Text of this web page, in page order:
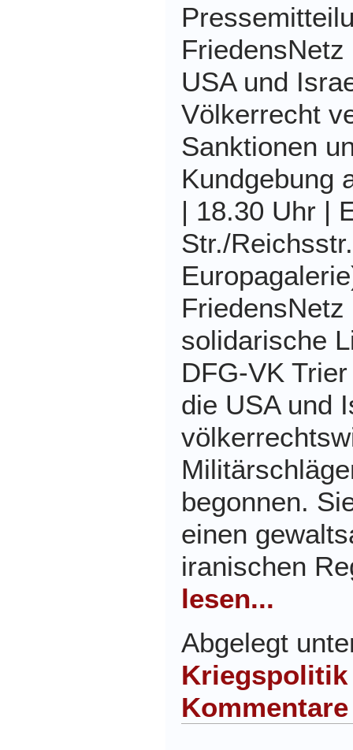
USA und
Völkerrecht
Sanktionen
Kundgebung
| 18.30 Uhr |
Str./
solidarische
DFG-VK
die USA und
begonnen.
einen
iranischen
lesen...
Abgelegt
Kriegspolitik